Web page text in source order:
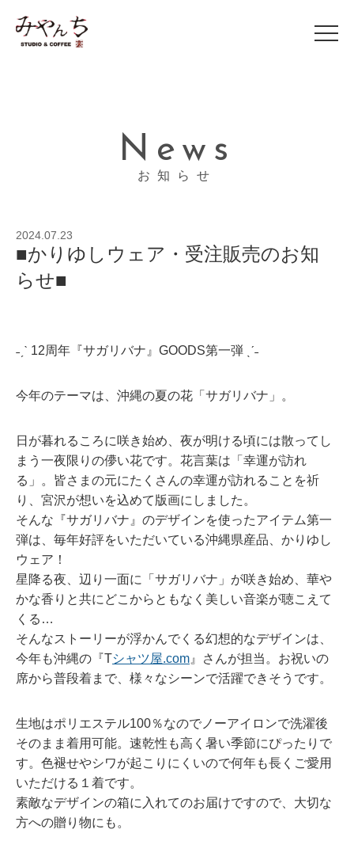
News
お知らせ
2024.07.23
■かりゆしウェア・受注販売のお知
らせ■
˗ˏˋ 12周年『サガリバナ』GOODS第一弾 ˎˊ˗
今年のテーマは、沖縄の夏の花「サガリバナ」。
日が暮れるころに咲き始め、夜が明ける頃には散ってし
まう一夜限りの儚い花です。花言葉は「幸運が訪れ
る」。皆さまの元にたくさんの幸運が訪れることを祈
り、宮沢が想いを込めて版画にしました。
そんな『サガリバナ』のデザインを使ったアイテム第一
弾は、毎年好評をいただいている沖縄県産品、かりゆし
ウェア！
星降る夜、辺り一面に「サガリバナ」が咲き始め、華や
かな香りと共にどこからともなく美しい音楽が聴こえて
くる…
そんなストーリーが浮かんでくる幻想的なデザインは、
今年も沖縄の『Tシャツ屋.com 』さんが担当。お祝いの
席から普段着まで、様々なシーンで活躍できそうです。
生地はポリエステル100％なのでノーアイロンで洗濯後
そのまま着用可能。速乾性も高く暑い季節にぴったりで
す。色褪せやシワが起こりにくいので何年も長くご愛用
いただける１着です。
素敵なデザインの箱に入れてのお届けですので、大切な
方への贈り物にも。